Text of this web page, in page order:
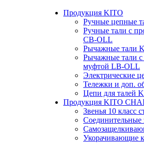
Продукция KITO
Ручные цепные
Ручные тали с
СВ-OLL
Рычажные тали
Рычажные тали с
муфтой LB-OLL
Электрические
Тележки и доп.
Цепи для талей
Продукция KITO
Звенья 10 класс
Соединительные
Укорачивающие